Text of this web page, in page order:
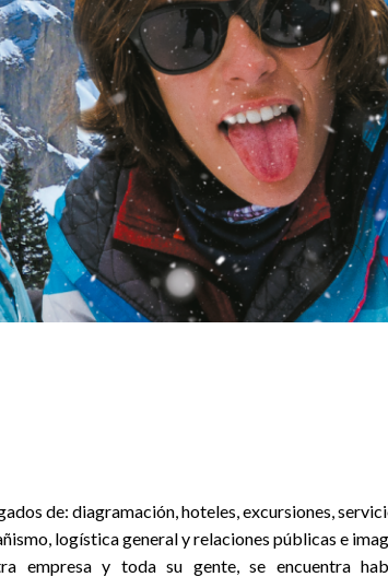
de: diagramación, hoteles, excursiones,
logística general y relaciones públicas e
empresa y toda su gente, se encuentra